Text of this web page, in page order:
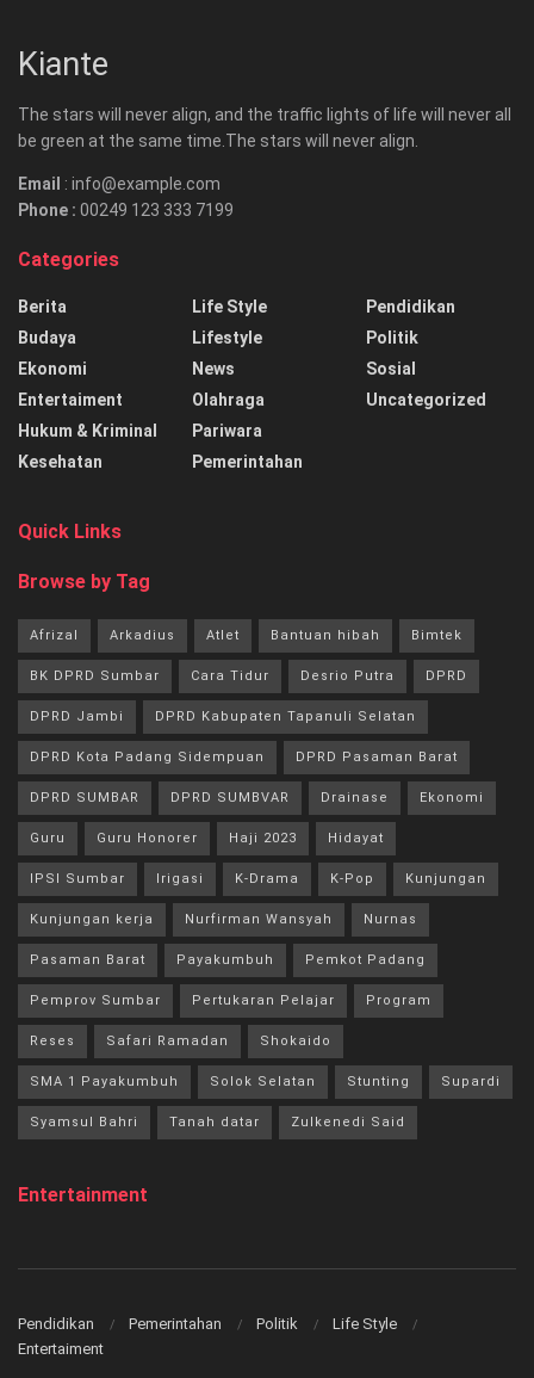
Kiante
The stars will never align, and the traffic lights of life will never all
be green at the same time.The stars will never align.
Email : info@example.com
Phone : 00249 123 333 7199
Categories
Berita
Budaya
Ekonomi
Entertaiment
Hukum & Kriminal
Kesehatan
Life Style
Lifestyle
News
Olahraga
Pariwara
Pemerintahan
Pendidikan
Politik
Sosial
Uncategorized
Quick Links
Browse by Tag
Afrizal Arkadius Atlet Bantuan hibah Bimtek
BK DPRD Sumbar Cara Tidur Desrio Putra DPRD
DPRD Jambi DPRD Kabupaten Tapanuli Selatan
DPRD Kota Padang Sidempuan DPRD Pasaman Barat
DPRD SUMBAR DPRD SUMBVAR Drainase Ekonomi
Guru Guru Honorer Haji 2023 Hidayat
IPSI Sumbar Irigasi K-Drama K-Pop Kunjungan
Kunjungan kerja Nurfirman Wansyah Nurnas
Pasaman Barat Payakumbuh Pemkot Padang
Pemprov Sumbar Pertukaran Pelajar Program
Reses Safari Ramadan Shokaido
SMA 1 Payakumbuh Solok Selatan Stunting Supardi
Syamsul Bahri Tanah datar Zulkenedi Said
Entertainment
Pendidikan Pemerintahan Politik
Life Style
Entertaiment